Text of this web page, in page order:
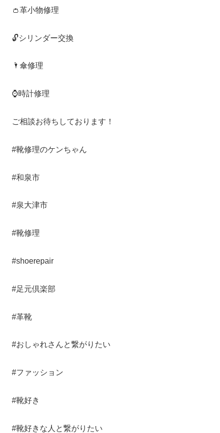
👛革小物修理
🔓シリンダー交換
🌂傘修理
⌚️時計修理
ご相談お待ちしております！
#靴修理のケンちゃん
#和泉市
#泉大津市
#靴修理
#shoerepair
#足元倶楽部
#革靴
#おしゃれさんと繋がりたい
#ファッション
#靴好き
#靴好きな人と繋がりたい